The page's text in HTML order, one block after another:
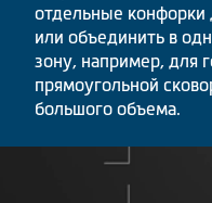
отдельные конфорки
или объединить в
зону, например, для
прямоугольной
большого объема.